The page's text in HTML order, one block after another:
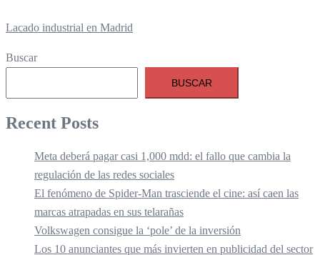
Lacado industrial en Madrid
Buscar
BUSCAR
Recent Posts
Meta deberá pagar casi 1,000 mdd: el fallo que cambia la
regulación de las redes sociales
El fenómeno de Spider-Man trasciende el cine: así caen las
marcas atrapadas en sus telarañas
Volkswagen consigue la ‘pole’ de la inversión
Los 10 anunciantes que más invierten en publicidad del sector